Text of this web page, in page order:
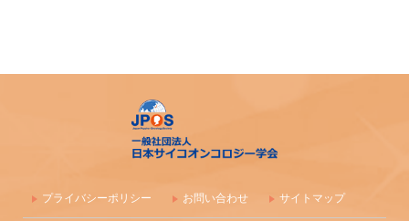
アピアランス＜問題＞への心理社会的支援のための研修会
プライバシーポリシー お問い合わせ サイトマップ